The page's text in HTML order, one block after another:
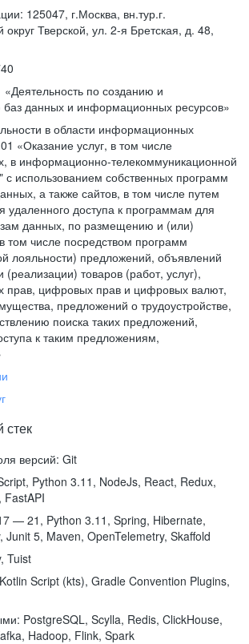
125047, г.Москва, вн.тур.г.
Тверской, ул. 2-я Бретская, д. 48,
«Деятельность по созданию и
баз данных и информационных ресурсов»
в области информационных
«Оказание услуг, в том числе
в информационно-телекоммуникационной
с использованием собственных программ
а также сайтов, в том числе путем
удаленного доступа к программам для
данных, по размещению и (или)
том числе посредством программ
лояльности) предложений, объявлений
(реализации) товаров (работ, услуг),
прав, цифровых прав и цифровых валют,
предложений о трудоустройстве,
поиска таких предложений,
к таким предложениям,
стек
версий: Git
Python 3.11, NodeJs, React, Redux,
FastAPI
— 21, Python 3.11, Spring, Hibernate,
Junit 5, Maven, OpenTelemetry, Skaffold
Tuist
Script (kts), Gradle Convention Plugins,
PostgreSQL, Scylla, Redis, ClickHouse,
Hadoop, Flink, Spark